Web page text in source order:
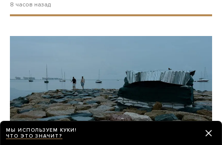
8 часов назад
МЫ ИСПОЛЬЗУЕМ КУКИ!
ЧТО ЭТО ЗНАЧИТ?